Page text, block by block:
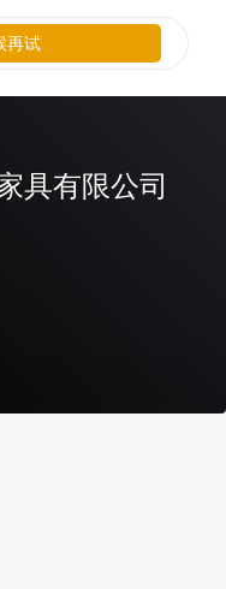
具有限公司
再试